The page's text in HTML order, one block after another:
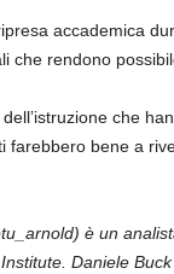
accademica
che rendono
che
farebbero bene a
è un
Daniele Buck